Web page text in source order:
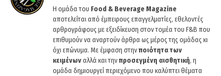
Η ομάδα του Food & Beverage Magazine
αποτελείται από έμπειρους επαγγελματίες, εθελοντές
αρθρογράφους με εξειδίκευση στον τομέα του F&B που
επιθυμούν να αναρτούν άρθρα ως μέρος της ομάδας κι
όχι επώνυμα. Με έμφαση στηνποιότητα των
κειμένωναλλά και τηνπροσεγμένη αισθητική, η
ομάδα δημιουργεί περιεχόμενο που καλύπτει θέματα